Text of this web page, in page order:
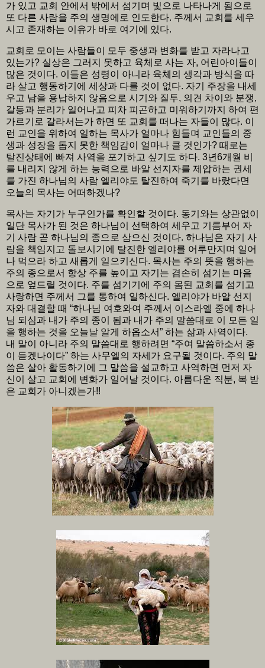
가 있고 교회 안에서 밖에서 섬기며 빛으로 나타나게 됨으로
또 다른 사람을 주의 생명에로 인도한다. 주께서 교회를 세우
시고 존재하는 이유가 바로 여기에 있다.
교회로 모이는 사람들이 모두 중생과 변화를 받고 자라나고
있는가? 실상은 그러지 못하고 육체로 사는 자, 어린아이들이
많은 것이다. 이들은 성령이 아니라 육체의 생각과 방식을 따
라 살고 행동하기에 세상과 다를 것이 없다. 자기 주장을 내세
우고 남을 용납하지 않음으로 시기와 질투, 의견 차이와 분쟁,
갈등과 분리가 일어나고 피차 피곤하고 미워하기까지 하여 편
가르기로 갈라서는가 하면 또 교회를 떠나는 자들이 많다. 이
런 교인을 위하여 일하는 목사가 얼마나 힘들며 교인들의 중
생과 성장을 돕지 못한 책임감이 얼마나 클 것인가? 때로는
탈진상태에 빠져 사역을 포기하고 싶기도 하다. 3년6개월 비
를 내리지 않게 하는 능력으로 바알 선지자를 제압하는 권세
를 가진 하나님의 사람 엘리야도 탈진하여 죽기를 바랐다면
오늘의 목사는 어떠하겠나?
목사는 자기가 누구인가를 확인할 것이다. 동기와는 상관없이
일단 목사가 된 것은 하나님이 선택하여 세우고 기름부어 자
기 사람 곧 하나님의 종으로 삼으신 것이다. 하나님은 자기 사
람을 책임지고 돌보시기에 탈진한 엘리야를 어루만지며 일어
나 먹으라 하고 새롭게 일으키신다. 목사는 주의 뜻을 행하는
주의 종으로서 항상 주를 높이고 자기는 겸손히 섬기는 마음
으로 엎드릴 것이다. 주를 섬기기에 주의 몸된 교회를 섬기고
사랑하면 주께서 그를 통하여 일하신다. 엘리야가 바알 선지
자와 대결할 때 “하나님 여호와여 주께서 이스라엘 중에 하나
님 되심과 내가 주의 종이 됨과 내가 주의 말씀대로 이 모든 일
을 행하는 것을 오늘날 알게 하옵소서” 하는 삶과 사역이다.
내 말이 아니라 주의 말씀대로 행하려면 “주여 말씀하소서 종
이 듣겠나이다” 하는 사무엘의 자세가 요구될 것이다. 주의 말
씀은 살아 활동하기에 그 말씀을 설교하고 사역하면 먼저 자
신이 살고 교회에 변화가 일어날 것이다. 아름다운 직분, 복 받
은 교회가 아니겠는가!!